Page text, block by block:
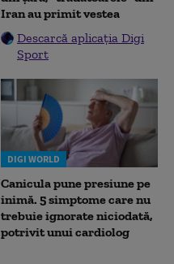
Iran au primit vestea
Descarcă aplicația Digi
Sport
DIGI WORLD
Canicula pune presiune pe
inimă. 5 simptome care nu
trebuie ignorate niciodată,
potrivit unui cardiolog